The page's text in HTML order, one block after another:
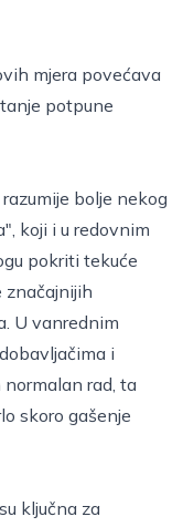
mjera povećava
potpune
bolje nekog
koji i u redovnim
pokriti tekuće
značajnijih
U vanrednim
i
rad, ta
skoro gašenje
ključna za